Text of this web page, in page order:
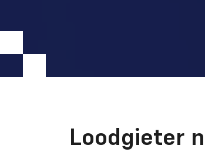
Loodgieter